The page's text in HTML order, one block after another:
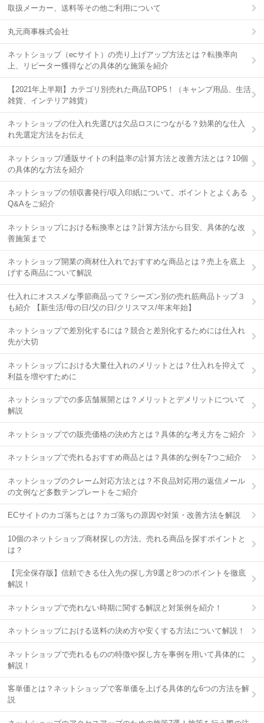
取扱メーカー、送料等その他ご利用について
丸元商事株式会社
ネットショップ（ecサイト）の売り上げアップ方法とは？転換率向
上、リピーター獲得などの具体的な施策を紹介
【2021年上半期】カテゴリ別売れた商品TOP5！（キャンプ用品、生活
雑貨、インテリア雑貨）
ネットショップの仕入れ先選びは欠品ロスにつながる？効果的な仕入
れ先選定方法をお伝え
ネットショップ/通販サイトの利益率の計算方法と改善方法とは？10個
の具体的な方法を紹介
ネットショップの領収書発行/収入印紙について。ポイントとよくある
Q&Aをご紹介
ネットショップにおける転換率とは？計算方法から目安、具体的な改
善施策まで
ネットショップ開業の商材仕入れでおすすめな商品とは？売上を底上
げする商品について解説
仕入れにオススメな季節商品って？シーズン別の売れ筋商品トップ３
も紹介 【新生活/母の日/父の日/クリスマス/年末年始】
ネットショップで差別化するには？競合と差別化するためには仕入れ
先が大切
ネットショップにおける大量仕入れのメリットとは？仕入れを抑えて
利益を増やすために
ネットショップでの多店舗展開とは？メリットとデメリットについて
解説
ネットショップでの販売価格の決め方とは？具体的な考え方をご紹介
ネットショップで売れるおすすめ商品とは？具体的な例を7つご紹介
ネットショップのクレーム対応方法とは？不良品対応用の返信メール
の文例など多数テンプレートをご紹介
ECサイトのカゴ落ちとは？カゴ落ちの原因や対策・改善方法を解説
10個のネットショップ商材探しの方法。売れる商品を探すポイントと
は？
【完全保存版】信頼できる仕入先の探し方9選と8つのポイントを徹底
解説！
ネットショップで売れない時期に関する解説と対策例を紹介！
ネットショップにおける送料の決め方や安くする方法について解説！
ネットショップで売れるものの特徴や探し方を事例を用いて具体的に
解説！
客単価とは？ネットショップで客単価を上げる具体的な6つの方法を解
説